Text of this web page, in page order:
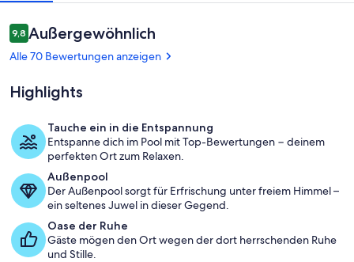
am
Wald
Vermieter Heidrun und Wolfgang
Bewertungen
9,89,8 von 10.
Außergewöhnlich
Alle 70 Bewertungen anzeigen
Highlights
Tauche ein in die Entspannung
Entspanne dich im Pool mit Top-Bewertungen − deinem
perfekten Ort zum Relaxen.
Außenpool
Der Außenpool sorgt für Erfrischung unter freiem Himmel –
ein seltenes Juwel in dieser Gegend.
Oase der Ruhe
Gäste mögen den Ort wegen der dort herrschenden Ruhe
und Stille.